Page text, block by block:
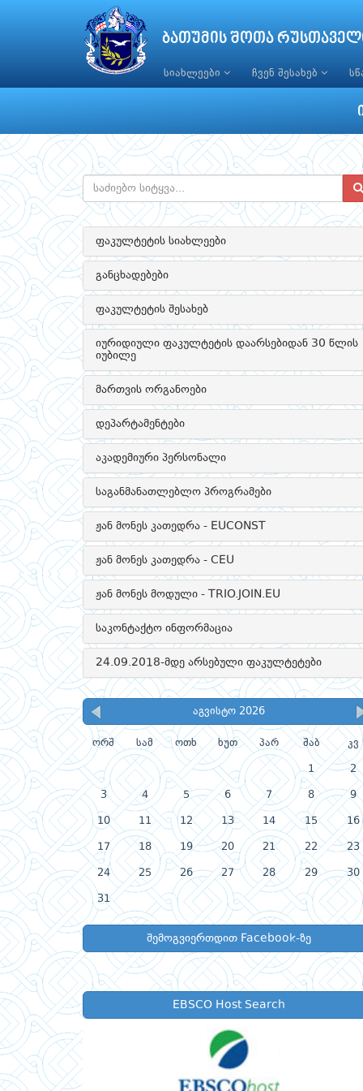
ბათუმის შოთა
სიახლეები ჩვენ შესახებ
ფაკულტეტის სიახლეები
განცხადებები
ფაკულტეტის შესახებ
იურიდიული ფაკულტეტის დაარსებიდან 30 წლის
იუბილე
მართვის ორგანოები
დეპარტამენტები
აკადემიური პერსონალი
საგანმანათლებლო პროგრამები
ჟან მონეს კათედრა - EUCONST
ჟან მონეს კათედრა - CEU
ჟან მონეს მოდული - TRIO.JOIN.EU
საკონტაქტო ინფორმაცია
24.09.2018-მდე არსებული ფაკულტეტები
აგვისტო 2026
ორშ სამ ოთხ ხუთ პარ შაბ კვ
1 2
3 4 5 6 7 8 9
10 11 12 13 14 15 16
17 18 19 20 21 22 23
24 25 26 27 28 29 30
31
შემოგვიერთდით Facebook-ზე
EBSCO Host Search